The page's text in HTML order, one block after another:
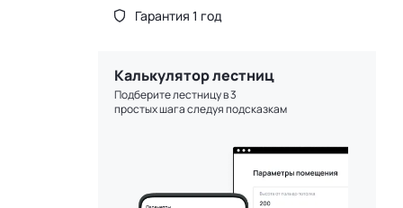
Гарантия 1 год
Калькулятор лестниц
Подберите лестницу в 3
простых шага следуя подсказкам